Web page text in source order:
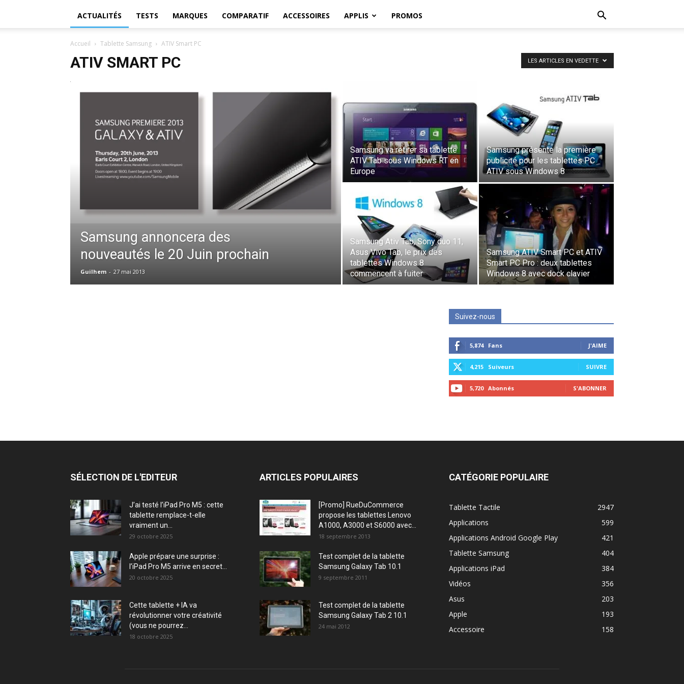
ACTUALITÉS TESTS MARQUES COMPARATIF ACCESSOIRES APPLIS PROMOS
Accueil Tablette Samsung ATIV Smart PC
ATIV SMART PC LES ARTICLES EN VEDETTE
Samsung annoncera des
nouveautés le 20 Juin prochain
Guilhem - 27 mai 2013
Samsung va retirer sa tablette
ATIV Tab sous Windows RT en
Europe
Samsung présente la première
publicité pour les tablettes PC
ATIV sous Windows 8
Samsung Ativ Tab, Sony duo 11,
Asus Vivo Tab, le prix des
tablettes Windows 8
commencent à fuiter
Samsung ATIV Smart PC et ATIV
Smart PC Pro : deux tablettes
Windows 8 avec dock clavier
Suivez-nous
5,874 Fans J'AIME
4,215 Suiveurs SUIVRE
5,720 Abonnés S'ABONNER
SÉLECTION DE L'EDITEUR
J’ai testé l’iPad Pro M5 : cette
tablette remplace-t-elle
vraiment un...
29 octobre 2025
Apple prépare une surprise :
l’iPad Pro M5 arrive en secret...
20 octobre 2025
Cette tablette + IA va
révolutionner votre créativité
(vous ne pourrez...
18 octobre 2025
ARTICLES POPULAIRES
[Promo] RueDuCommerce
propose les tablettes Lenovo
A1000, A3000 et S6000 avec...
18 septembre 2013
Test complet de la tablette
Samsung Galaxy Tab 10.1
9 septembre 2011
Test complet de la tablette
Samsung Galaxy Tab 2 10.1
24 mai 2012
CATÉGORIE POPULAIRE
Tablette Tactile
2947
Applications
599
Applications Android Google Play
421
Tablette Samsung
404
Applications iPad
384
Vidéos
356
Asus
203
Apple
193
Accessoire
158